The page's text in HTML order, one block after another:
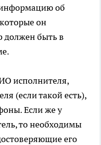
об
он
должен быть в
исполнителя,
(если такой есть),
Если же у
то необходимы
его